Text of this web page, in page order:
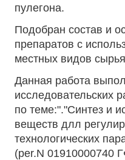
пулегона.
Подобран состав и
препаратов с
местных видов
Данная работа
исследовательских
по теме:"."Синтез и
веществ длл
технологических
(per.N 01910000740